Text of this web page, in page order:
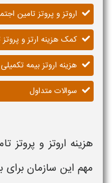
اروتز و پروتز تامین
کمک هزینه ارتز و
هزینه اروتز بیمه تکمیلی
سوالات متداول
هزینه اروتز و پروتز
مهم این سازمان